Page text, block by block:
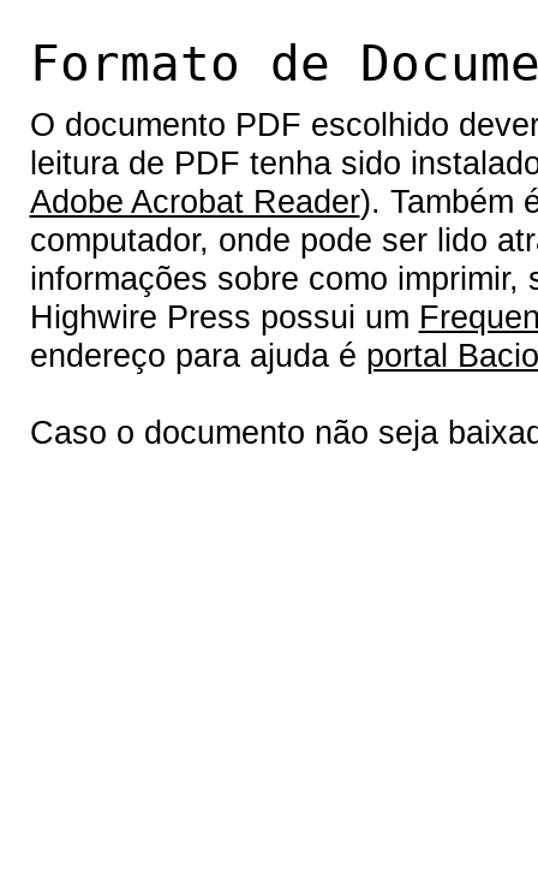
Formato de
O documento PDF escolhido
leitura de PDF tenha sido
Adobe Acrobat Reader). Também
computador, onde pode ser lido
informações sobre como
Highwire Press possui um
endereço para ajuda é portal
Caso o documento não seja